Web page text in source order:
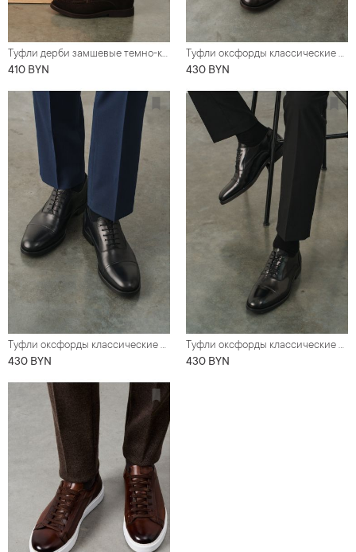
Туфли дерби замшевые темно-коричневые с полукруговым швом на мыске
410 BYN
Туфли оксфорды классические коричневые
430 BYN
Туфли оксфорды классические черные
430 BYN
Туфли оксфорды классические черные, глянцевая кожа
430 BYN